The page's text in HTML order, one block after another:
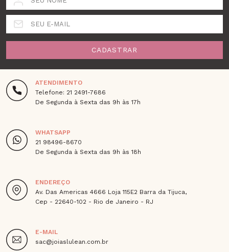
SEU E-MAIL
CADASTRAR
ATENDIMENTO
Telefone: 21 2491-7686
De Segunda à Sexta das 9h às 17h
WHATSAPP
21 98496-8670
De Segunda à Sexta das 9h às 18h
ENDEREÇO
Av. Das Americas 4666 Loja 115E2 Barra da Tijuca,
Cep - 22640-102 - Rio de Janeiro - RJ
E-MAIL
sac@joiaslulean.com.br